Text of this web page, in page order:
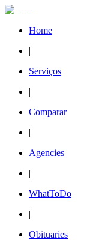
Home
|
Serviços
|
Comparar
|
Agencies
|
WhatToDo
|
Obituaries